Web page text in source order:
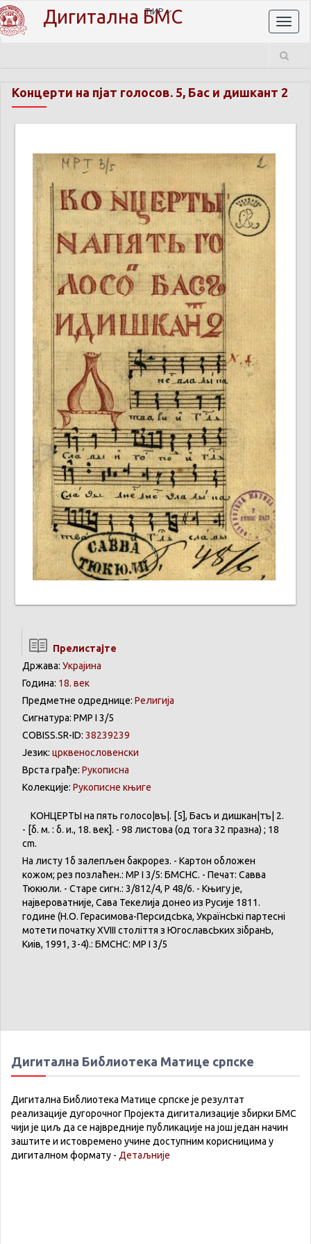
Дигитална БМС
ЋИР
Концерти на пјат голосов. 5, Бас и дишкант 2
Прелистајте
Држава: Украјина
Година: 18. век
Предметне одреднице: Религија
Сигнатура: РМР I 3/5
COBISS.SR-ID: 38239239
Језик: црквенословенски
Врста грађе: Рукописна
Колекције: Рукописне књиге
КОНЦЕРТЫ на пять голосо|въ|. [5], Басъ и дишкан|тъ| 2.
- [б. м. : б. и., 18. век]. - 98 листова (од тога 32 празна) ; 18
cm.
На листу 1б залепљен бакрорез. - Картон обложен
кожом; рез позлаћен.: МР I 3/5: БМСНС. - Печат: Савва
Тюкюли. - Старе сигн.: 3/812/4, Р 48/6. - Књигу је,
највероватније, Сава Текелија донео из Русије 1811.
године (Н.О. Герасимова-ПерсидсЬка, УкраїнсЬкі партесні
мотети початку XVIII століття з ЮгославсЬких зібранЬ,
Киів, 1991, 3-4).: БМСНС: МР I 3/5
Дигитална Библиотека Матице српске
Дигитална Библиотека Матице српске је резултат
реализације дугорочног Пројекта дигитализације збирки БМС
чији је циљ да се највредније публикације на још један начин
заштите и истовремено учине доступним корисницима у
дигиталном формату - Детаљније